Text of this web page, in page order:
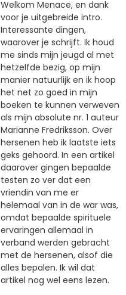
Welkom Menace, en dank
voor je uitgebreide intro.
Interessante dingen,
waarover je schrijft. Ik houd
me sinds mijn jeugd al met
hetzelfde bezig, op mijn
manier natuurlijk en ik hoop
het net zo goed in mijn
boeken te kunnen verweven
als mijn absolute nr. 1 auteur
Marianne Fredriksson. Over
hersenen heb ik laatste iets
geks gehoord. In een artikel
daarover gingen bepaalde
testen zo ver dat een
vriendin van me er
helemaal van in de war was,
omdat bepaalde spirituele
ervaringen allemaal in
verband werden gebracht
met de hersenen, alsof die
alles bepalen. Ik wil dat
artikel nog wel eens lezen.